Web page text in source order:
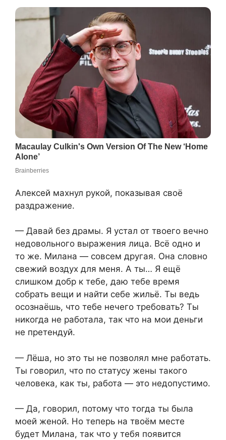
Алексей махнул рукой, показывая своё
раздражение.
— Давай без драмы. Я устал от твоего вечно
недовольного выражения лица. Всё одно и
то же. Милана — совсем другая. Она словно
свежий воздух для меня. А ты… Я ещё
слишком добр к тебе, даю тебе время
собрать вещи и найти себе жильё. Ты ведь
осознаёшь, что тебе нечего требовать? Ты
никогда не работала, так что на мои деньги
не претендуй.
— Лёша, но это ты не позволял мне работать.
Ты говорил, что по статусу жены такого
человека, как ты, работа — это недопустимо.
— Да, говорил, потому что тогда ты была
моей женой. Но теперь на твоём месте
будет Милана, так что у тебя появится